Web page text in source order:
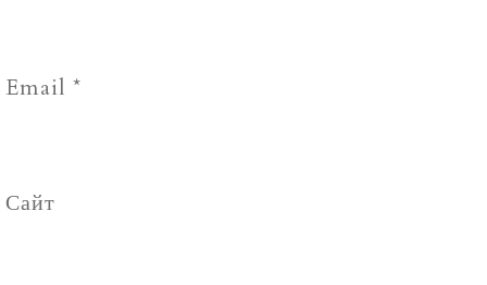
Email *
Сайт